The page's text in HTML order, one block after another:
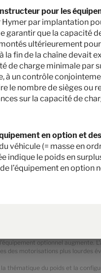
pour la France
agréé pour connaître
d’une valeur standard
pouvant atteindre jusqu’à ± 5
poids défini par le
en option installé en
ultérieurement sur les
Si la pesée devait
poids admissible vers le haut,
de sièges ou retirer
réelle du véhicule et réduit
concernée. Le poids total de
modèle et chaque
optionnel
des motorisations plus lourdes
thématique du poids et la
pour les
Hymer par implantation
garantir que la capacité
ultérieurement
la fin de la chaîne
de charge minimale par
à un contrôle
le nombre de sièges ou
sur la capacité de
en option et
véhicule (= masse en
indique le poids en
l’équipement en